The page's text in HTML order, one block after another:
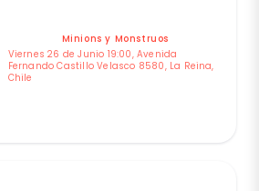
Minions y Monstruos
Viernes 26 de Junio 19:00, Avenida
Fernando Castillo Velasco 8580, La Reina,
Chile